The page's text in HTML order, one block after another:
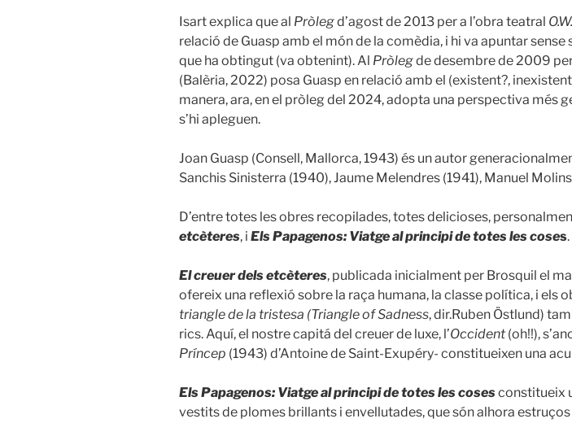
Isart explica que al Pròlegd’agost de 2013 per a l’obra teatral O.W.
relació de Guasp amb el món de la comèdia, i hi va apuntar
que ha obtingut (va obtenint). Al Pròlegde desembre de 2009
(Balèria, 2022) posa Guasp en relació amb el (existent?,
manera, ara, en el pròleg del 2024, adopta una perspectiva més
s’hi apleguen.
Joan Guasp (Consell, Mallorca, 1943) és un autor
Sanchis Sinisterra (1940), Jaume Melendres (1941), Manuel
D’entre totes les obres recopilades, totes delicioses,
etcèteres, i Els Papagenos: Viatge al principi de totes les coses.
El creuer dels etcèteres, publicada inicialment per Brosquil el
ofereix una reflexió sobre la raça humana, la classe política, i els
triangle de la tristesa (Triangle of Sadness, dir.Ruben Östlund)
rics. Aquí, el nostre capitá del creuer de luxe, l’Occident (oh!!),
Príncep (1943) d’Antoine de Saint-Exupéry- constitueixen una
Els Papagenos: Viatge al principi de totes les coses constitueix
vestits de plomes brillants i envellutades, que són alhora